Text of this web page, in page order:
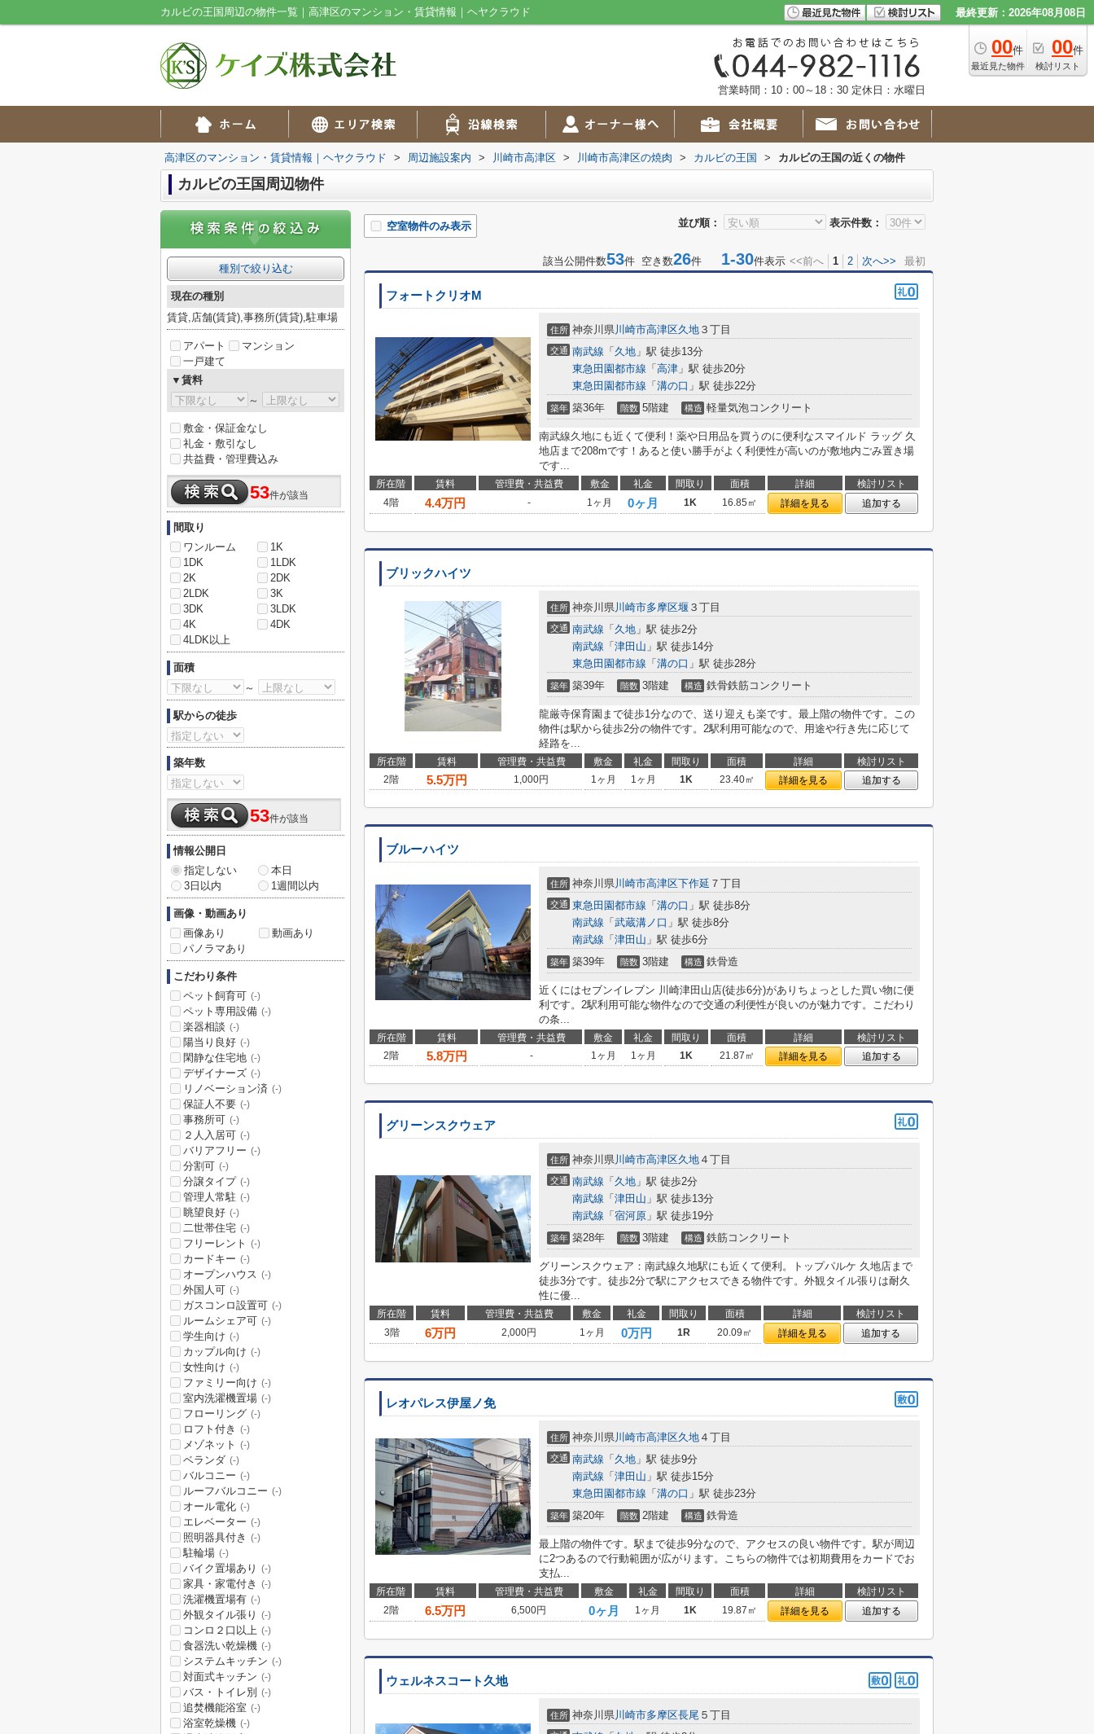
カルビの王国周辺の物件一覧｜高津区のマンション・賃貸情報｜ヘヤクラウド 最終更新：2026年08月08日
00件
最近見た物件
00件
検討リスト
営業時間：10：00～18：30 定休日：水曜日
高津区のマンション・賃貸情報｜ヘヤクラウド > 周辺施設案内 > 川崎市高津区 > 川崎市高津区の焼肉 > カルビの王国 > カルビの王国の近くの物件
カルビの王国周辺物件
並び順： 表示件数：
空室物件のみ表示
該当公開件数53件 空き数26件 1-30件表示 <<前へ 1 2 次へ>> 最初
フォートクリオM
住所 神奈川県川崎市高津区久地 ３丁目
交通 南武線 「 久地 」駅 徒歩13分
東急田園都市線 「 高津 」駅 徒歩20分
東急田園都市線 「 溝の口 」駅 徒歩22分
築年 築36年 階数 5階建 構造 軽量気泡コンクリート
南武線久地にも近くて便利！薬や日用品を買うのに便利なスマイルド ラッグ 久
地店まで208mです！あると使い勝手がよく利便性が高いのが敷地内ごみ置き場
です...
所在階 賃料 管理費・共益費 敷金 礼金 間取り 面積 詳細
検討リスト
4階
4.4万円 - 1ヶ月 0ヶ月 1K 16.85㎡ 詳細を見る 追加する
ブリックハイツ
住所 神奈川県川崎市多摩区堰 ３丁目
交通 南武線 「 久地 」駅 徒歩2分
南武線 「 津田山 」駅 徒歩14分
東急田園都市線 「 溝の口 」駅 徒歩28分
築年 築39年 階数 3階建 構造 鉄骨鉄筋コンクリート
龍厳寺保育園まで徒歩1分なので、送り迎えも楽です。最上階の物件です。この
物件は駅から徒歩2分の物件です。2駅利用可能なので、用途や行き先に応じて
経路を...
所在階 賃料 管理費・共益費 敷金 礼金 間取り 面積 詳細
検討リスト
2階
5.5万円 1,000円 1ヶ月 1ヶ月 1K 23.40㎡ 詳細を見る 追加する
ブルーハイツ
住所 神奈川県川崎市高津区下作延 ７丁目
交通 東急田園都市線 「 溝の口 」駅 徒歩8分
南武線 「 武蔵溝ノ口 」駅 徒歩8分
南武線 「 津田山 」駅 徒歩6分
築年 築39年 階数 3階建 構造 鉄骨造
近くにはセブンイレブン 川崎津田山店(徒歩6分)がありちょっとした買い物に便
利です。2駅利用可能な物件なので交通の利便性が良いのが魅力です。こだわり
の条...
所在階 賃料 管理費・共益費 敷金 礼金 間取り 面積 詳細
検討リスト
2階
5.8万円 - 1ヶ月 1ヶ月 1K 21.87㎡ 詳細を見る 追加する
グリーンスクウェア
住所 神奈川県川崎市高津区久地 ４丁目
交通 南武線 「 久地 」駅 徒歩2分
南武線 「 津田山 」駅 徒歩13分
南武線 「 宿河原 」駅 徒歩19分
築年 築28年 階数 3階建 構造 鉄筋コンクリート
グリーンスクウェア：南武線久地駅にも近くて便利。トップパルケ 久地店まで
徒歩3分です。徒歩2分で駅にアクセスできる物件です。外観タイル張りは耐久
性に優...
所在階 賃料 管理費・共益費 敷金 礼金 間取り 面積 詳細
検討リスト
3階
6万円 2,000円 1ヶ月 0万円 1R 20.09㎡ 詳細を見る 追加する
レオパレス伊屋ノ免
住所 神奈川県川崎市高津区久地 ４丁目
交通 南武線 「 久地 」駅 徒歩9分
南武線 「 津田山 」駅 徒歩15分
東急田園都市線 「 溝の口 」駅 徒歩23分
築年 築20年 階数 2階建 構造 鉄骨造
最上階の物件です。駅まで徒歩9分なので、アクセスの良い物件です。駅が周辺
に2つあるので行動範囲が広がります。こちらの物件では初期費用をカードでお
支払...
所在階 賃料 管理費・共益費 敷金 礼金 間取り 面積 詳細
検討リスト
2階
6.5万円 6,500円 0ヶ月 1ヶ月 1K 19.87㎡ 詳細を見る 追加する
ウェルネスコート久地
住所 神奈川県川崎市多摩区長尾 ５丁目
種別で絞り込む
現在の種別
賃貸,店舗(賃貸),事務所(賃貸),駐車場
アパート
マンション
一戸建て
▼賃料
～
敷金・保証金なし
礼金・敷引なし
共益費・管理費込み
53件が該当
間取り
ワンルーム
1K
1DK
1LDK
2K
2DK
2LDK
3K
3DK
3LDK
4K
4DK
4LDK以上
面積
～
駅からの徒歩
築年数
53件が該当
情報公開日
指定しない
本日
3日以内
1週間以内
画像・動画あり
画像あり
動画あり
パノラマあり
こだわり条件
ペット飼育可 (-)
ペット専用設備 (-)
楽器相談 (-)
陽当り良好 (-)
閑静な住宅地 (-)
デザイナーズ (-)
リノベーション済 (-)
保証人不要 (-)
事務所可 (-)
２人入居可 (-)
バリアフリー (-)
分割可 (-)
分譲タイプ (-)
管理人常駐 (-)
眺望良好 (-)
二世帯住宅 (-)
フリーレント (-)
カードキー (-)
オープンハウス (-)
外国人可 (-)
ガスコンロ設置可 (-)
ルームシェア可 (-)
学生向け (-)
カップル向け (-)
女性向け (-)
ファミリー向け (-)
室内洗濯機置場 (-)
フローリング (-)
ロフト付き (-)
メゾネット (-)
ベランダ (-)
バルコニー (-)
ルーフバルコニー (-)
オール電化 (-)
エレベーター (-)
照明器具付き (-)
駐輪場 (-)
バイク置場あり (-)
家具・家電付き (-)
洗濯機置場有 (-)
外観タイル張り (-)
コンロ２口以上 (-)
食器洗い乾燥機 (-)
システムキッチン (-)
対面式キッチン (-)
バス・トイレ別 (-)
追焚機能浴室 (-)
浴室乾燥機 (-)